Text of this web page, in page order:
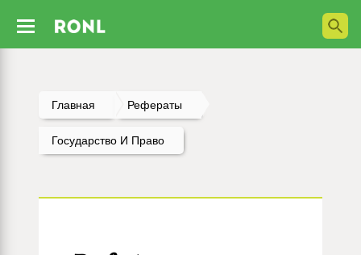
Главная Рефераты
Государство И Право